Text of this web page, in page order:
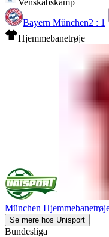
Bayern München2 : 1
Hjemmebanetrøje
München
Se mere hos Unisport
Bundesliga